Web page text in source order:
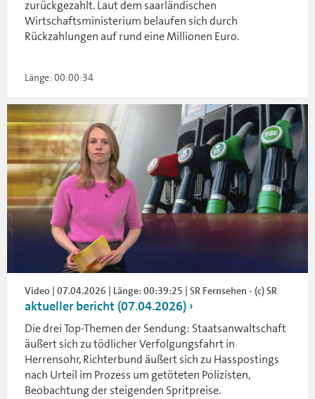
zurückgezahlt. Laut dem saarländischen
Wirtschaftsministerium belaufen sich durch
Rückzahlungen auf rund eine Millionen Euro.
Länge: 00:00:34
Video | 07.04.2026 | Länge: 00:39:25 | SR Fernsehen - (c) SR
aktueller bericht (07.04.2026)
Die drei Top-Themen der Sendung: Staatsanwaltschaft
äußert sich zu tödlicher Verfolgungsfahrt in
Herrensohr, Richterbund äußert sich zu Hasspostings
nach Urteil im Prozess um getöteten Polizisten,
Beobachtung der steigenden Spritpreise.